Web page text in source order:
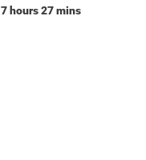
7 hours 27 mins